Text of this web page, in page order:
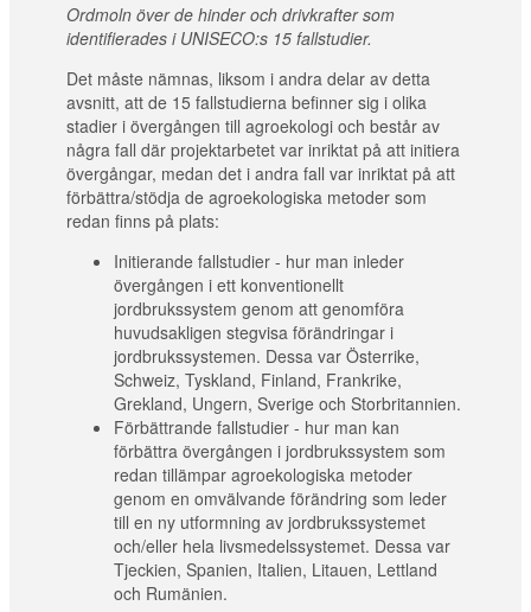
Ordmoln över de hinder och drivkrafter som
identifierades i UNISECO:s 15 fallstudier.
Det måste nämnas, liksom i andra delar av detta
avsnitt, att de 15 fallstudierna befinner sig i olika
stadier i övergången till agroekologi och består av
några fall där projektarbetet var inriktat på att initiera
övergångar, medan det i andra fall var inriktat på att
förbättra/stödja de agroekologiska metoder som
redan finns på plats:
Initierande fallstudier - hur man inleder
övergången i ett konventionellt
jordbrukssystem genom att genomföra
huvudsakligen stegvisa förändringar i
jordbrukssystemen. Dessa var Österrike,
Schweiz, Tyskland, Finland, Frankrike,
Grekland, Ungern, Sverige och Storbritannien.
Förbättrande fallstudier - hur man kan
förbättra övergången i jordbrukssystem som
redan tillämpar agroekologiska metoder
genom en omvälvande förändring som leder
till en ny utformning av jordbrukssystemet
och/eller hela livsmedelssystemet. Dessa var
Tjeckien, Spanien, Italien, Litauen, Lettland
och Rumänien.